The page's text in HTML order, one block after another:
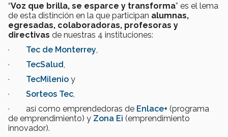
“Voz que brilla, se esparce y transforma” es el lema
de esta distinción en la que participan alumnas,
egresadas, colaboradoras, profesoras y
directivas de nuestras 4 instituciones:
· Tec de Monterrey
· TecSalud
· TecMilenio y
· Sorteos Tec
· así como emprendedoras de Enlace+ (programa
de emprendimiento) y Zona Ei (emprendimiento
innovador).